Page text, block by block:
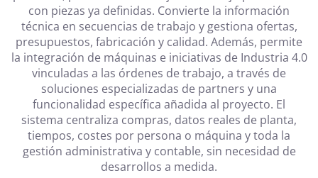
con piezas ya definidas. Convierte la información
técnica en secuencias de trabajo y gestiona ofertas,
presupuestos, fabricación y calidad. Además, permite
la integración de máquinas e iniciativas de Industria 4.0
vinculadas a las órdenes de trabajo, a través de
soluciones especializadas de partners y una
funcionalidad específica añadida al proyecto. El
sistema centraliza compras, datos reales de planta,
tiempos, costes por persona o máquina y toda la
gestión administrativa y contable, sin necesidad de
desarrollos a medida.